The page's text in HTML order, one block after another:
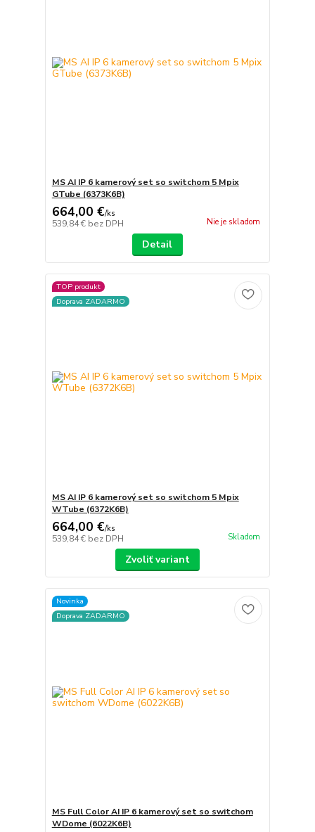
MS AI IP 6 kamerový set so switchom 5 Mpix
GTube (6373K6B)
664,00 €/ks
539,84 € bez DPH Nie je skladom
Detail
TOP produkt
Doprava ZADARMO
MS AI IP 6 kamerový set so switchom 5 Mpix
WTube (6372K6B)
664,00 €/ks
539,84 € bez DPH Skladom
Zvoliť variant
Novinka
Doprava ZADARMO
MS Full Color AI IP 6 kamerový set so switchom
WDome (6022K6B)